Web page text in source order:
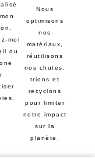
moi
ou
Nous
optimisons
nos
matériaux,
réutilisons
nos chutes,
trions et
recyclons
pour limiter
notre impact
sur la
planète.